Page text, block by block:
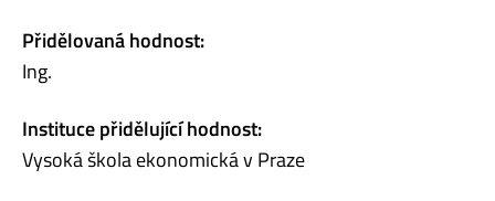
Přidělovaná hodnost:
Ing.
Instituce přidělující hodnost:
Vysoká škola ekonomická v Praze